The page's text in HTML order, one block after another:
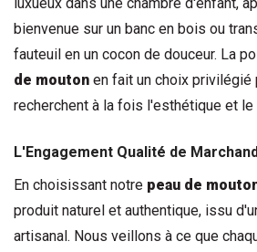
luxueux dans une chambre d'enfant,
bienvenue sur un banc en bois ou
fauteuil en un cocon de douceur. La
de mouton en fait un choix privilégié
recherchent à la fois l'esthétique et
L'Engagement Qualité de
En choisissant notre peau de
produit naturel et authentique, issu
artisanal. Nous veillons à ce que